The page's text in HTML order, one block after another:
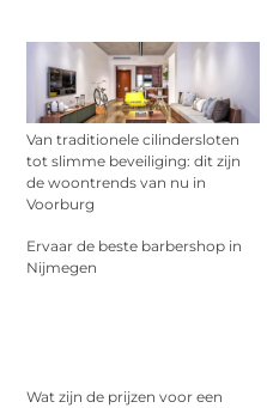
Van traditionele cilindersloten
tot slimme beveiliging: dit zijn
de woontrends van nu in
Voorburg
Ervaar de beste barbershop in
Nijmegen
Wat zijn de prijzen voor een